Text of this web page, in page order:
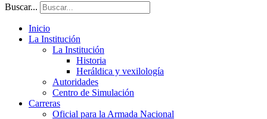
Buscar...
Inicio
La Institución
La Institución
Historia
Heráldica y vexilología
Autoridades
Centro de Simulación
Carreras
Oficial para la Armada Nacional